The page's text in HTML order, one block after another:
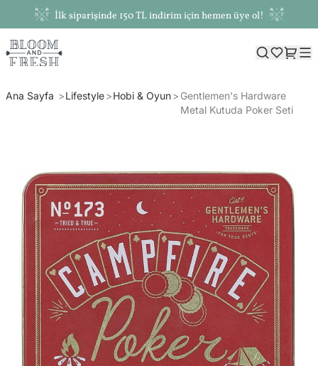
İlk siparişinde 150 TL indirim için hemen üye ol!
Ana Sayfa Lifestyle Hobi & Oyun
Gentlemen's Hardware
Metal Kutuda Poker Seti